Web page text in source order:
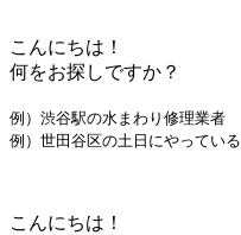
こんにちは！
何をお探しですか？
例）渋谷駅の水まわり修理業者
例）世田谷区の土日にやってい
こんにちは！